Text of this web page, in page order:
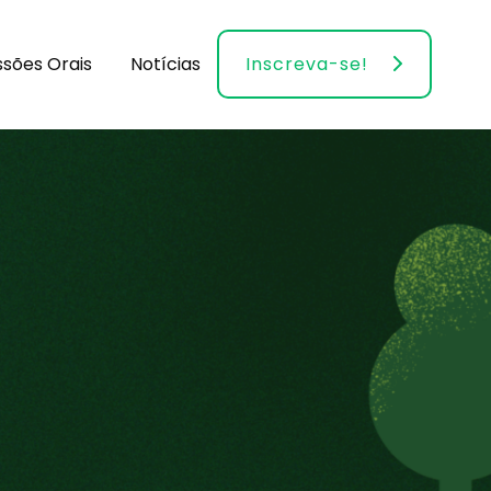
Orais Notícias Inscreva-se!